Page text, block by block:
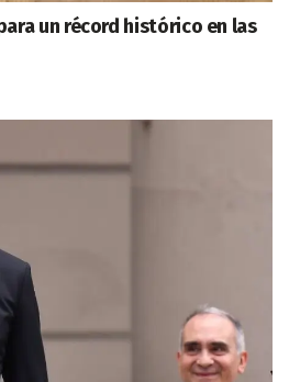
un récord histórico en las